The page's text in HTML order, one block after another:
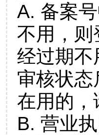
A. 备案
不用，则
经过期不
审核状
在用的，
B. 营业